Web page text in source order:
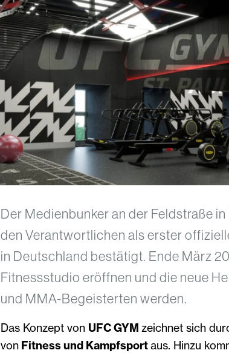
Der Medienbunker an der Feldstraße
den Verantwortlichen als erster
in Deutschland bestätigt. Ende März
Fitnessstudio eröffnen und die neue
und MMA-Begeisterten werden.
Das Konzept von UFC GYM zeichnet sich
von Fitness und Kampfsportaus. Hinzu